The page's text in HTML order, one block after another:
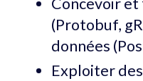
(Protobuf,
données
Exploiter